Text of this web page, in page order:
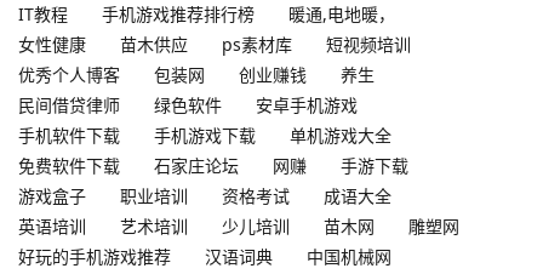
IT教程
手机游戏推荐排行榜
暖通,电地暖，
女性健康
苗木供应 ps素材库
短视频培训
优秀个人博客
包装网 创业赚钱
养生
民间借贷律师
绿色软件
安卓手机游戏
手机软件下载
手机游戏下载
单机游戏大全
免费软件下载
石家庄论坛 网赚
手游下载
游戏盒子
职业培训 资格考试
成语大全
英语培训
艺术培训 少儿培训 苗木网
雕塑网
好玩的手机游戏推荐
汉语词典
中国机械网